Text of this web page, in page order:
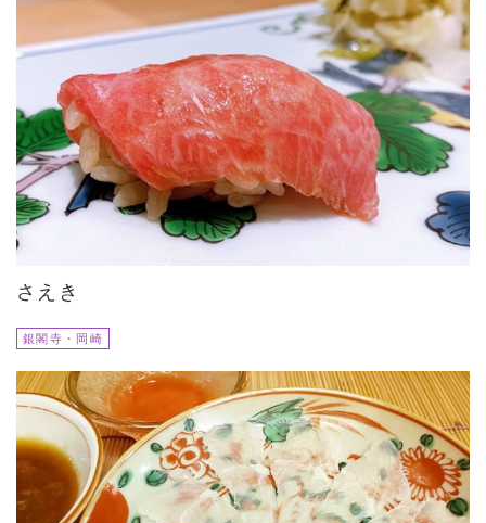
さえき
銀閣寺・岡崎